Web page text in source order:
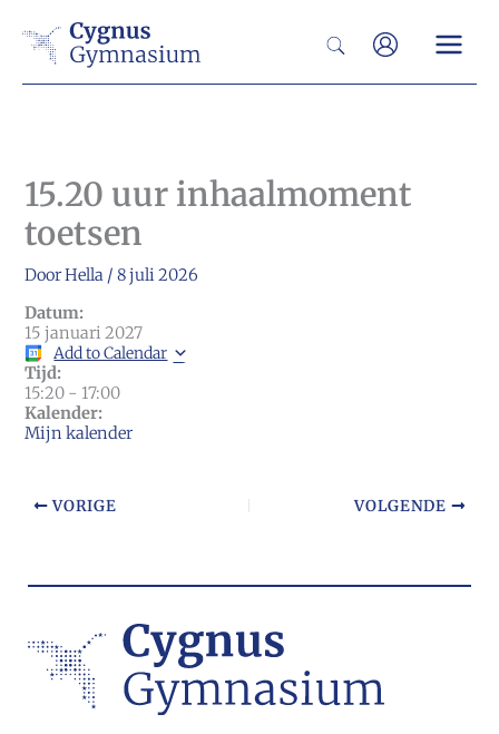
naar
Zoeken
15.20 uur inhaalmoment
toetsen
DoorHella /8 juli 2026
Datum:
15 januari 2027
Add to Calendar
Tijd:
15:20 - 17:00
Kalender:
Mijn kalender
VORIGE VOLGENDE